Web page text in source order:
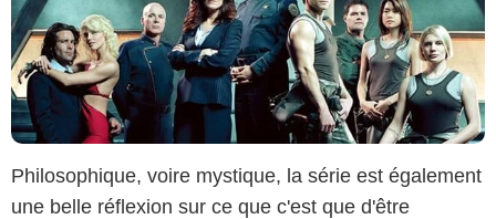
Philosophique, voire mystique, la série est également
une belle réflexion sur ce que c'est que d'être